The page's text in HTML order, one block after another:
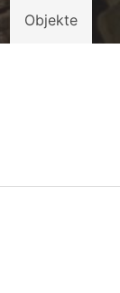
Objekte